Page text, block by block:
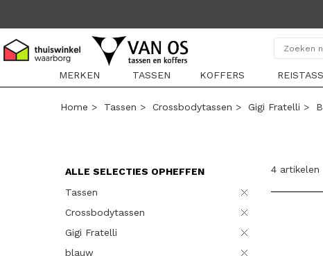
MERKEN
TASSEN KOFFERS
Home > Tassen > Crossbodytassen > Gigi Fratelli >
ALLE SELECTIES OPHEFFEN
Tassen
Crossbodytassen
Gigi Fratelli
blauw
4 artikelen